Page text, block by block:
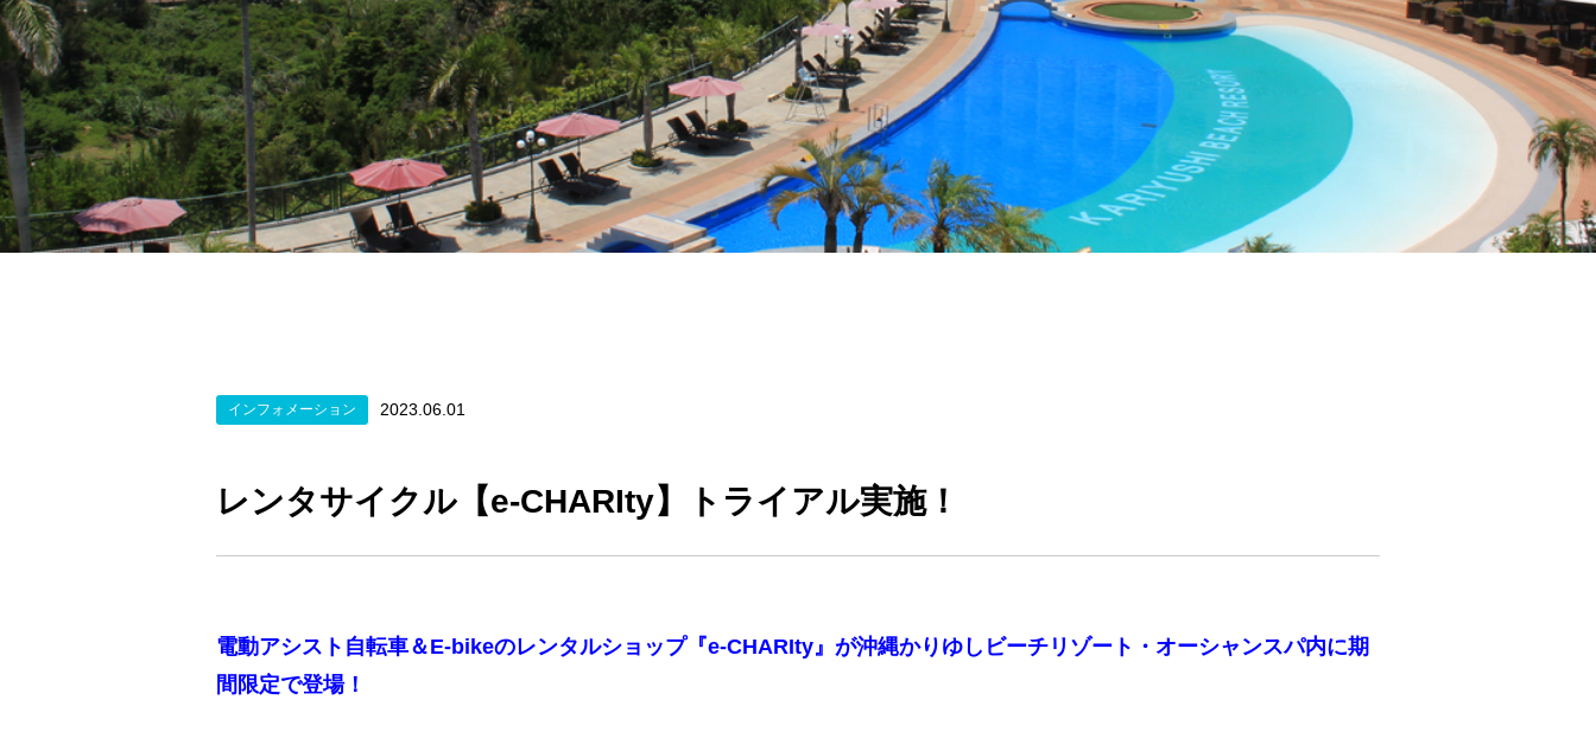
インフォメーション 2023.06.01
レンタサイクル【e-CHARIty】トライアル実施！
電動アシスト自転車＆E-bikeのレンタルショップ『e-CHARIty』が沖縄かりゆしビーチリゾート・オーシャンスパ内に期
間限定で登場！